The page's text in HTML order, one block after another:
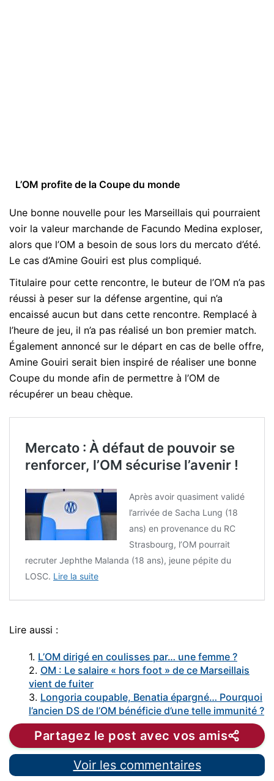
L’OM profite de la Coupe du monde
Une bonne nouvelle pour les Marseillais qui pourraient
voir la valeur marchande de Facundo Medina exploser,
alors que l’OM a besoin de sous lors du mercato d’été.
Le cas d’Amine Gouiri est plus compliqué.
Titulaire pour cette rencontre, le buteur de l’OM n’a pas
réussi à peser sur la défense argentine, qui n’a
encaissé aucun but dans cette rencontre. Remplacé à
l’heure de jeu, il n’a pas réalisé un bon premier match.
Également annoncé sur le départ en cas de belle offre,
Amine Gouiri serait bien inspiré de réaliser une bonne
Coupe du monde afin de permettre à l’OM de
récupérer un beau chèque.
Mercato : À défaut de pouvoir se
renforcer, l’OM sécurise l’avenir !
Après avoir quasiment validé
l’arrivée de Sacha Lung (18
ans) en provenance du RC
Strasbourg, l’OM pourrait
recruter Jephthe Malanda (18 ans), jeune pépite du
LOSC. Lire la suite
Lire aussi :
1. L’OM dirigé en coulisses par… une femme ?
2. OM : Le salaire « hors foot » de ce Marseillais
vient de fuiter
3. Longoria coupable, Benatia épargné… Pourquoi
l’ancien DS de l’OM bénéficie d’une telle immunité ?
Partagez le post avec vos amis
Voir les commentaires